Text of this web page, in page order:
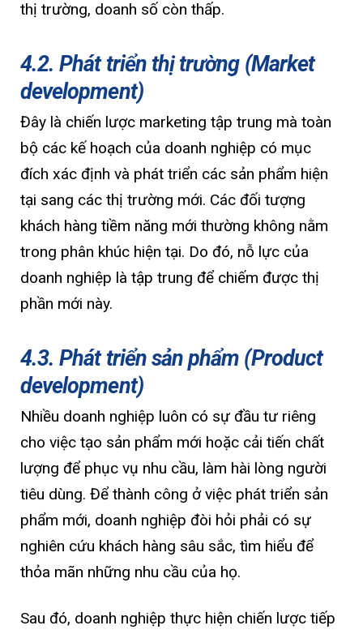
thị trường, doanh số còn thấp.
4.2. Phát triển thị trường (Market
development)
Đây là chiến lược marketing tập trung mà toàn
bộ các kế hoạch của doanh nghiệp có mục
đích xác định và phát triển các sản phẩm hiện
tại sang các thị trường mới. Các đối tượng
khách hàng tiềm năng mới thường không nằm
trong phân khúc hiện tại. Do đó, nỗ lực của
doanh nghiệp là tập trung để chiếm được thị
phần mới này.
4.3. Phát triển sản phẩm (Product
development)
Nhiều doanh nghiệp luôn có sự đầu tư riêng
cho việc tạo sản phẩm mới hoặc cải tiến chất
lượng để phục vụ nhu cầu, làm hài lòng người
tiêu dùng. Để thành công ở việc phát triển sản
phẩm mới, doanh nghiệp đòi hỏi phải có sự
nghiên cứu khách hàng sâu sắc, tìm hiểu để
thỏa mãn những nhu cầu của họ.
Sau đó, doanh nghiệp thực hiện chiến lược tiếp